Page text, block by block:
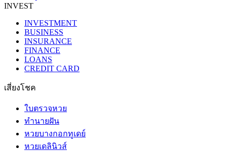
INVEST
INVESTMENT
BUSINESS
INSURANCE
FINANCE
LOANS
CREDIT CARD
เสี่ยงโชค
ใบตรวจหวย
ทำนายฝัน
หวยบางกอกทูเดย์
หวยเดลินิวส์